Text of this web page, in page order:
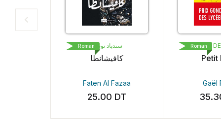
سندباد تونس
كافيشانطا
Faten Al Fazaa
25.00 DT
Roman LIVRE
Petit
Gaël
Roman